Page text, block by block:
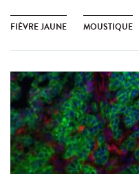
FIÈVRE JAUNE MOUSTIQUE